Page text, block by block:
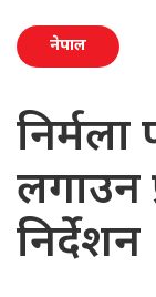
नेपाल
निर्मला
लगाउन
निर्देशन